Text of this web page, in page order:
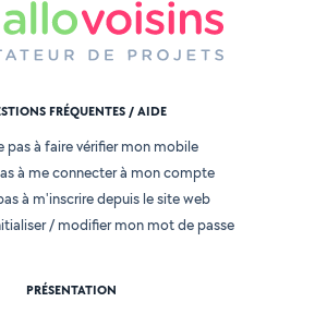
FRÉQUENTES / AIDE
pas à faire vérifier mon mobile
à me connecter à mon compte
à m'inscrire depuis le site web
/ modifier mon mot de passe
PRÉSENTATION